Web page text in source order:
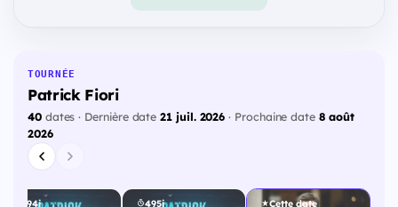
TOURNÉE
Patrick Fiori
40dates · Dernière date21 juil. 2026 · Prochaine date 8 août
2026
494j 495j Cette date